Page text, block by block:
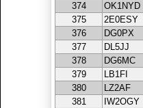
374
OK1NYD
375
2E0ESY
376
DG0PX
377
DL5JJ
378
DG6MC
379
LB1FI
380
LZ2AF
381
IW2OGY